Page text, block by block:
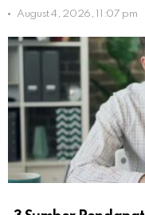
August 4, 2026, 11:07 pm